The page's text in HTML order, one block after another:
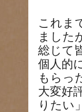
これま
ました
総じて
個人的
もらっ
大変好
りたい